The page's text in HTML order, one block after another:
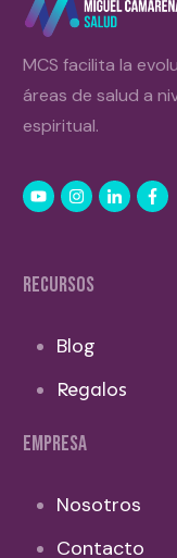
MCS facilita la
áreas de salud a
espiritual.
RECURSOS
Blog
Regalos
EMPRESA
Nosotros
Contacto